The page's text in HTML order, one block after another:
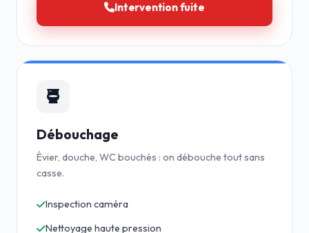
Intervention fuite
Débouchage
Évier, douche, WC bouchés : on débouche tout sans
casse.
Inspection caméra
Nettoyage haute pression